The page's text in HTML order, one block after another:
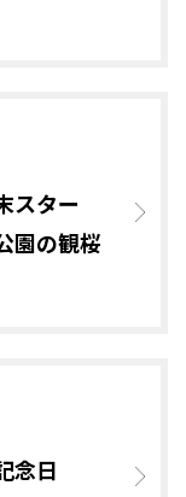
スター
園の観桜
念日